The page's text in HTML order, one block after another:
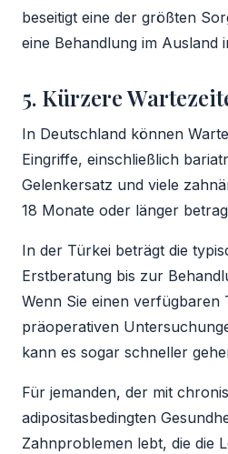
beseitigt eine der größten
eine Behandlung im Ausland
5. Kürzere
In Deutschland können
Eingriffe, einschließlich
Gelenkersatz und viele
18 Monate oder länger
In der Türkei beträgt die
Erstberatung bis zur
Wenn Sie einen verfügbaren
präoperativen
kann es sogar schneller
Für jemanden, der mit
adipositasbedingten
Zahnproblemen lebt, die die